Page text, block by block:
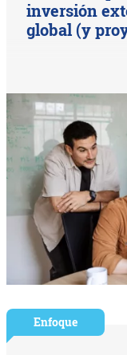
inversión
global (y
Enfoque